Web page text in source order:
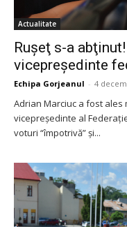
Actualitate
Ruşeţ s-a
vicepreşedinte
Echipa Gorjeanul - 4
Adrian Marciuc a fost ales
vicepreşedinte al
voturi “împotrivă” şi...